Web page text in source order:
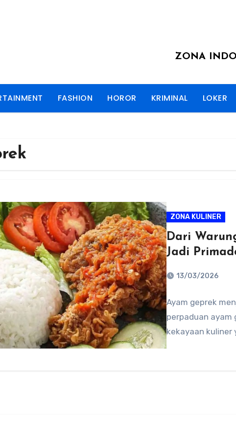
ZONA
FASHION HOROR KRIMINAL LOKER
ZONA KULINER
Dari
Jadi
13/03/2026
Comments
Ayam geprek
perpaduan ayam
kekayaan kuliner